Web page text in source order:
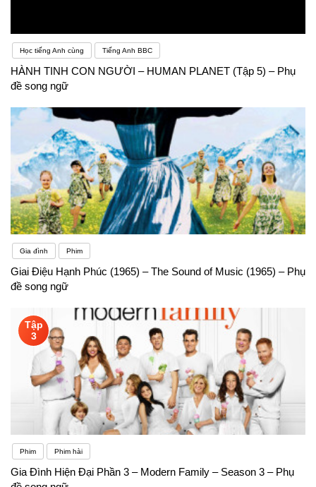
Học tiếng Anh cùng Tiếng Anh BBC
HÀNH TINH CON NGƯỜI – HUMAN PLANET (Tập 5) – Phụ
đề song ngữ
Gia đình Phim
Giai Điệu Hạnh Phúc (1965) – The Sound of Music (1965) – Phụ
đề song ngữ
Tập
3
Phim Phim hài
Gia Đình Hiện Đại Phần 3 – Modern Family – Season 3 – Phụ